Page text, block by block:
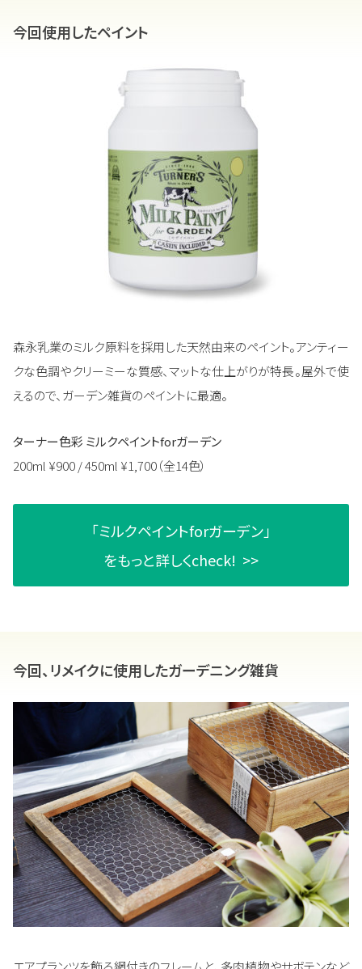
今回使用したペイント
森永乳業のミルク原料を採用した天然由来のペイント。アンティー
クな色調やクリーミーな質感、マットな仕上がりが特長。屋外で使
えるので、ガーデン雑貨のペイントに最適。
ターナー色彩 ミルクペイントforガーデン
200ml ¥900 / 450ml ¥1,700（全14色）
「ミルクペイントforガーデン」
をもっと詳しくcheck! >>
今回、リメイクに使用したガーデニング雑貨